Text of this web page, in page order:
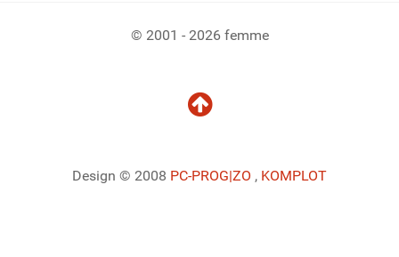
© 2001 - 2026 femme
Design © 2008 PC-PROG|ZO , KOMPLOT